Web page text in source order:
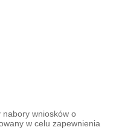
nabory wniosków o
w celu zapewnienia